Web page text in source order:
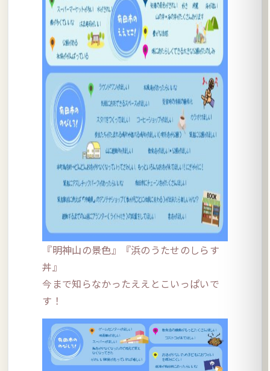
『明神山の景色』『浜のうたせのしらす
丼』
今まで知らなかったええとこいっぱいで
す！